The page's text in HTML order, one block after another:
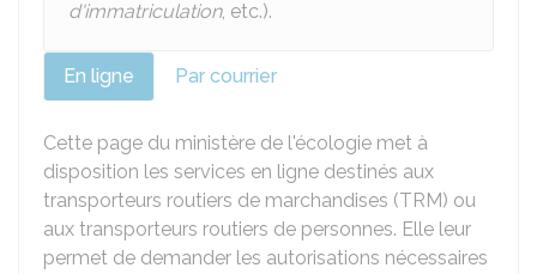
d'immatriculation, etc.).
En ligne Par courrier
Cette page du ministère de l'écologie met à
disposition les services en ligne destinés aux
transporteurs routiers de marchandises (TRM) ou
aux transporteurs routiers de personnes. Elle leur
permet de demander les autorisations nécessaires